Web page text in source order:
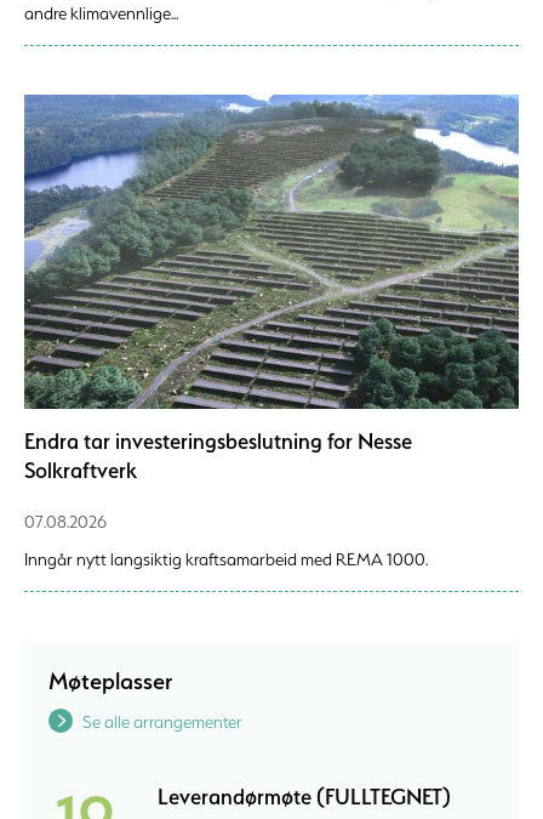
andre klimavennlige...
Endra tar investeringsbeslutning for Nesse
Solkraftverk
07.08.2026
Inngår nytt langsiktig kraftsamarbeid med REMA 1000.
Møteplasser
Se alle arrangementer
Leverandørmøte (FULLTEGNET)